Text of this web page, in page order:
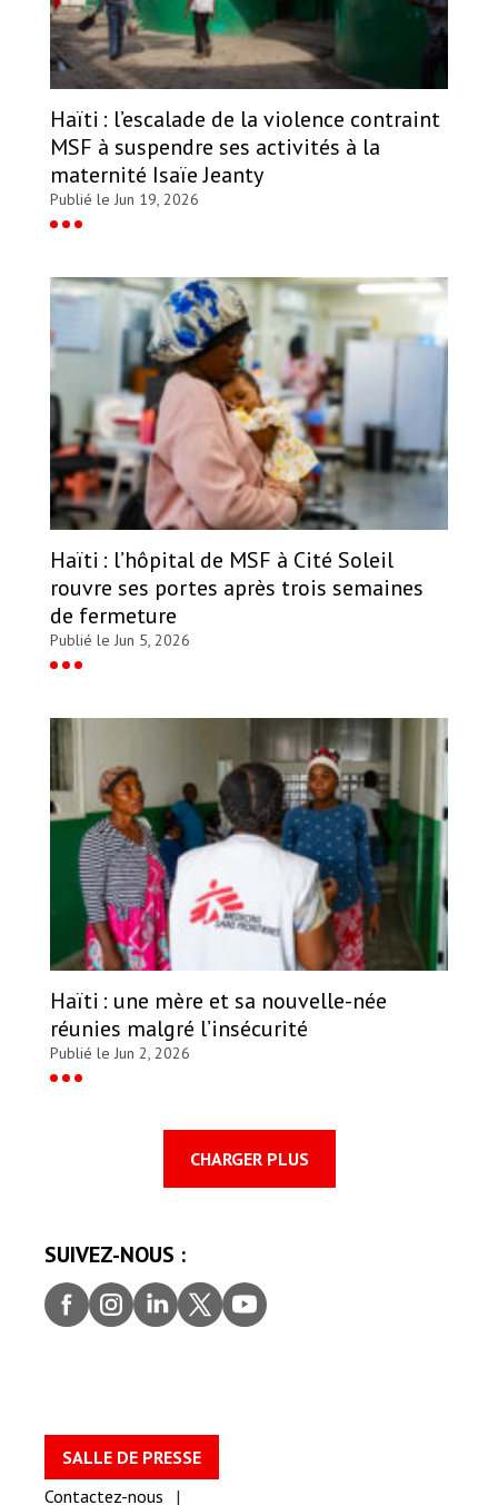
Haïti : l’escalade de la violence contraint
MSF à suspendre ses activités à la
maternité Isaïe Jeanty
Publié le Jun 19, 2026
Haïti : l’hôpital de MSF à Cité Soleil
rouvre ses portes après trois semaines
de fermeture
Publié le Jun 5, 2026
Haïti : une mère et sa nouvelle-née
réunies malgré l’insécurité
Publié le Jun 2, 2026
CHARGER PLUS
SUIVEZ-NOUS :
Faceb
ook
Insta
gram
Linke
dIn
Twitt
er
youtu
be
SALLE DE PRESSE
Contactez-nous